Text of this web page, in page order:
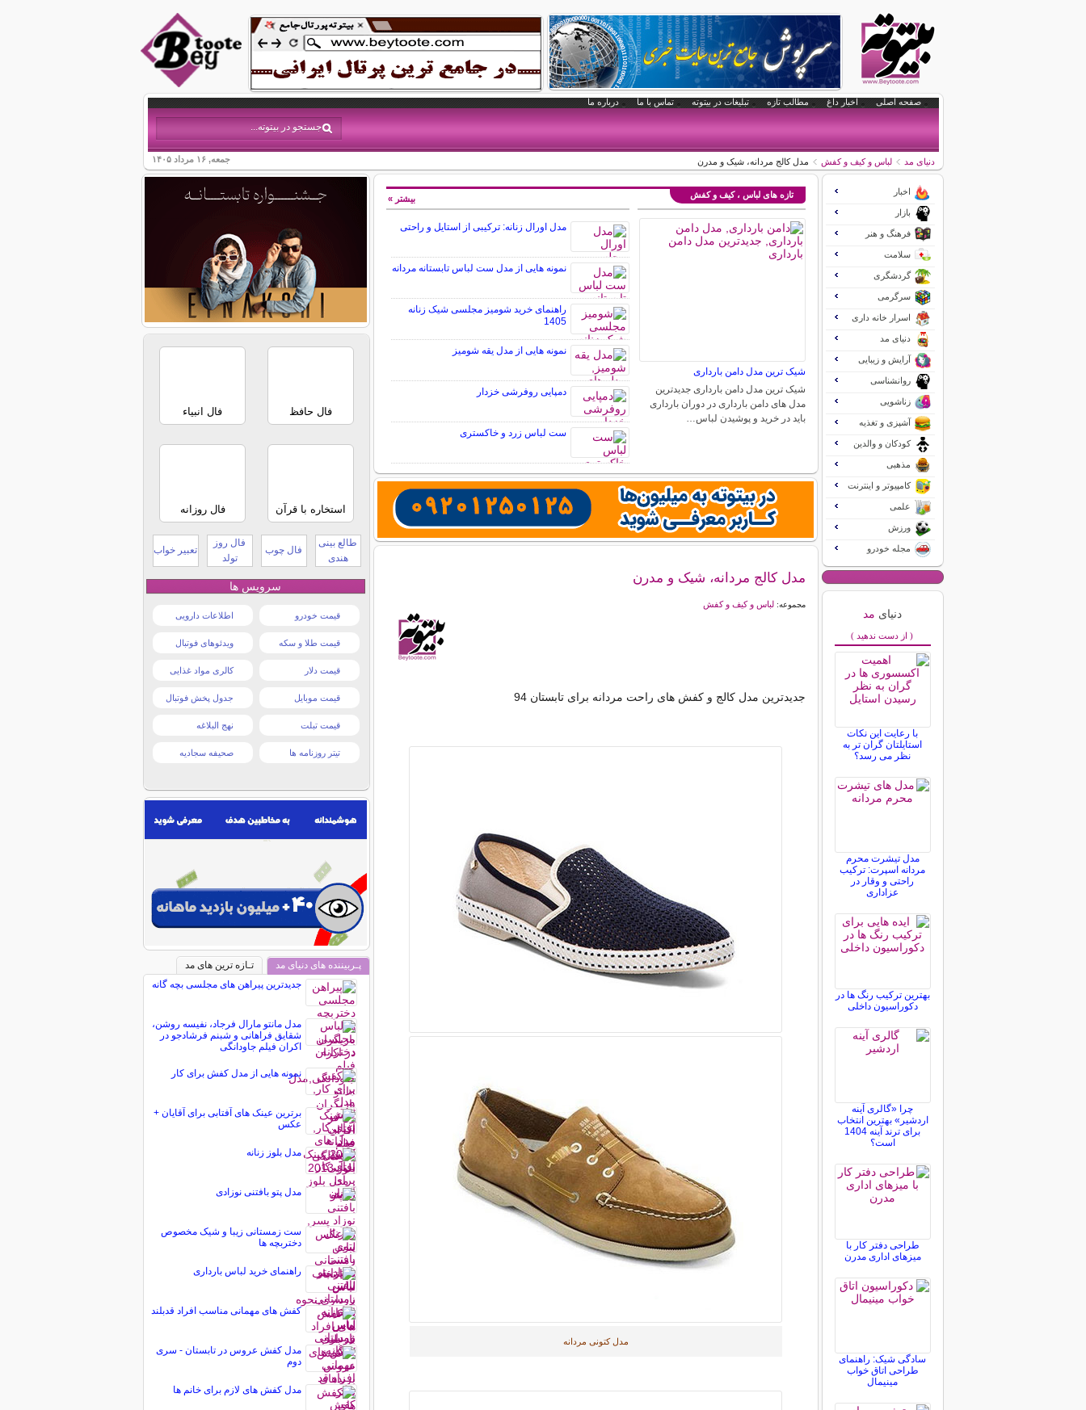
صفحه اصلی اخبار داغ مطالب تازه تبلیغات در بیتوته تماس با ما درباره ما
جمعه, ۱۶ مرداد ۱۴۰۵ دنیای مد لباس و کیف و کفش مدل کالج مردانه، شیک و مدرن
تازه های لباس ، کیف و کفش
شیک ترین مدل دامن بارداری
شیک ترین مدل دامن بارداری جدیدترین
مدل های دامن بارداری در دوران بارداری
باید در خرید و پوشیدن لباس…
مدل اورال زنانه: ترکیبی از استایل و راحتی
نمونه هایی از مدل ست لباس تابستانه مردانه
راهنمای خرید شومیز مجلسی شیک زنانه
1405
نمونه هایی از مدل یقه شومیز
دمپایی روفرشی خزدار
ست لباس زرد و خاکستری
بیشتر »
مدل کالج مردانه، شیک و مدرن
مجموعه: لباس و کیف و کفش
جدیدترین مدل کالج و کفش های راحت مردانه برای تابستان 94
مدل کتونی مردانه
اخبار
بازار
فرهنگ و هنر
سلامت
گردشگری
سرگرمی
اسرار خانه داری
دنیای مد
آرایش و زیبایی
روانشناسی
زناشویی
آشپزی و تغذیه
کودکان و والدین
مذهبی
کامپیوتر و اینترنت
علمی
ورزش
مجله خودرو
دنیای مد
( از دست ندهید )
با رعایت این نکات
استایلتان گران تر به
نظر می رسد؟
مدل تیشرت محرم
مردانه اسپرت: ترکیب
راحتی و وقار در
عزاداری
بهترین ترکیب رنگ ها در
دکوراسیون داخلی
چرا «گالری آینه
اردشیر» بهترین انتخاب
برای ترند آینه 1404
است؟
طراحی دفتر کار با
میزهای اداری مدرن
سادگی شیک: راهنمای
طراحی اتاق خواب
مینیمال
فال حافظ فال انبیاء
استخاره با قرآن فال روزانه
طالع بینی
هندی
فال چوب
فال روز
تولد
تعبیر خواب
سرویس ها
قیمت خودرو اطلاعات دارویی
قیمت طلا و سکه ویدئوهای فوتبال
قیمت دلار کالری مواد غذایی
قیمت موبایل جدول پخش فوتبال
قیمت تبلت نهج البلاغه
تیتر روزنامه ها صحیفه سجادیه
پـربیننده های دنیای مد
تـازه ترین های مد
جدیدترین پیراهن های مجلسی بچه گانه
مدل مانتو مارال فرجاد، نفیسه روشن،
شقایق فراهانی و شبنم فرشادجو در
اکران فیلم جاودانگی
نمونه هایی از مدل کفش برای کار
برترین عینک‌ های آفتابی برای آقایان +
عکس
مدل بلوز زنانه
مدل پتو بافتنی نوزادی
ست زمستانی زیبا و شیک مخصوص
دختربچه ها
راهنمای خرید لباس بارداری
کفش های مهمانی مناسب افراد قدبلند
مدل کفش عروس در تابستان - سری
دوم
مدل کفش های لازم برای خانم ها